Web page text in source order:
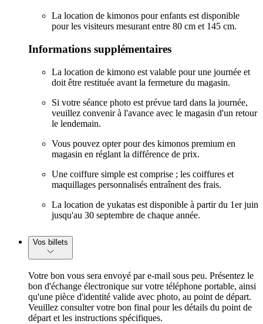
La location de kimonos pour enfants est disponible
pour les visiteurs mesurant entre 80 cm et 145 cm.
Informations supplémentaires
La location de kimono est valable pour une journée et
doit être restituée avant la fermeture du magasin.
Si votre séance photo est prévue tard dans la journée,
veuillez convenir à l'avance avec le magasin d'un retour
le lendemain.
Vous pouvez opter pour des kimonos premium en
magasin en réglant la différence de prix.
Une coiffure simple est comprise ; les coiffures et
maquillages personnalisés entraînent des frais.
La location de yukatas est disponible à partir du 1er juin
jusqu'au 30 septembre de chaque année.
Vos billets
Votre bon vous sera envoyé par e-mail sous peu. Présentez le
bon d'échange électronique sur votre téléphone portable, ainsi
qu'une pièce d'identité valide avec photo, au point de départ.
Veuillez consulter votre bon final pour les détails du point de
départ et les instructions spécifiques.